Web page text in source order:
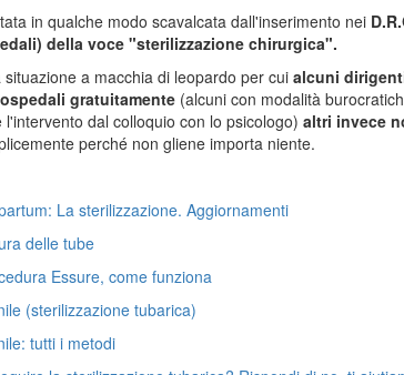
in qualche modo scavalcata dall'inserimento nei
della voce "sterilizzazione chirurgica".
a macchia di leopardo per cuialcuni
gratuitamente(alcuni con modalità
dal colloquio con lo psicologo) altri invece
perché non gliene importa niente.
La sterilizzazione. Aggiornamenti
delle tube
Essure, come funziona
(sterilizzazione tubarica)
tutti i metodi